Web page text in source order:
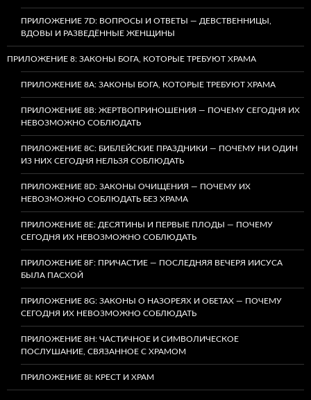
ПРИЛОЖЕНИЕ 7D: ВОПРОСЫ И ОТВЕТЫ — ДЕВСТВЕННИЦЫ,
ВДОВЫ И РАЗВЕДЁННЫЕ ЖЕНЩИНЫ
ПРИЛОЖЕНИЕ 8: ЗАКОНЫ БОГА, КОТОРЫЕ ТРЕБУЮТ ХРАМА
ПРИЛОЖЕНИЕ 8A: ЗАКОНЫ БОГА, КОТОРЫЕ ТРЕБУЮТ ХРАМА
ПРИЛОЖЕНИЕ 8B: ЖЕРТВОПРИНОШЕНИЯ — ПОЧЕМУ СЕГОДНЯ ИХ
НЕВОЗМОЖНО СОБЛЮДАТЬ
ПРИЛОЖЕНИЕ 8C: БИБЛЕЙСКИЕ ПРАЗДНИКИ — ПОЧЕМУ НИ ОДИН
ИЗ НИХ СЕГОДНЯ НЕЛЬЗЯ СОБЛЮДАТЬ
ПРИЛОЖЕНИЕ 8D: ЗАКОНЫ ОЧИЩЕНИЯ — ПОЧЕМУ ИХ
НЕВОЗМОЖНО СОБЛЮДАТЬ БЕЗ ХРАМА
ПРИЛОЖЕНИЕ 8E: ДЕСЯТИНЫ И ПЕРВЫЕ ПЛОДЫ — ПОЧЕМУ
СЕГОДНЯ ИХ НЕВОЗМОЖНО СОБЛЮДАТЬ
ПРИЛОЖЕНИЕ 8F: ПРИЧАСТИЕ — ПОСЛЕДНЯЯ ВЕЧЕРЯ ИИСУСА
БЫЛА ПАСХОЙ
ПРИЛОЖЕНИЕ 8G: ЗАКОНЫ О НАЗОРЕЯХ И ОБЕТАХ — ПОЧЕМУ
СЕГОДНЯ ИХ НЕВОЗМОЖНО СОБЛЮДАТЬ
ПРИЛОЖЕНИЕ 8H: ЧАСТИЧНОЕ И СИМВОЛИЧЕСКОЕ
ПОСЛУШАНИЕ, СВЯЗАННОЕ С ХРАМОМ
ПРИЛОЖЕНИЕ 8I: КРЕСТ И ХРАМ